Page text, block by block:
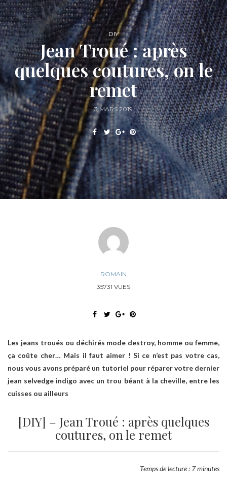
DIY
Jean Troué : après
quelques coutures, on le
remet
3 MARS 2019
ROMAIN
35731 VUES
Les jeans troués ou déchirés mode destroy, homme ou femme,
ça coûte cher… Mais il faut aimer ! Si ce n’est pas votre cas,
nous vous avons préparé un tutoriel pour réparer votre dernier
jean selvedge indigo avec un trou béant à la cheville, entre les
cuisses ou ailleurs
[DIY] – Jean Troué : après quelques
coutures, on le remet
Temps de lecture : 7 minutes